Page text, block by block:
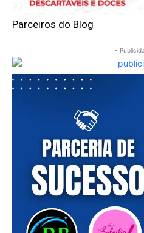
━
Free
Included for free:
Parceiros do Blog
-